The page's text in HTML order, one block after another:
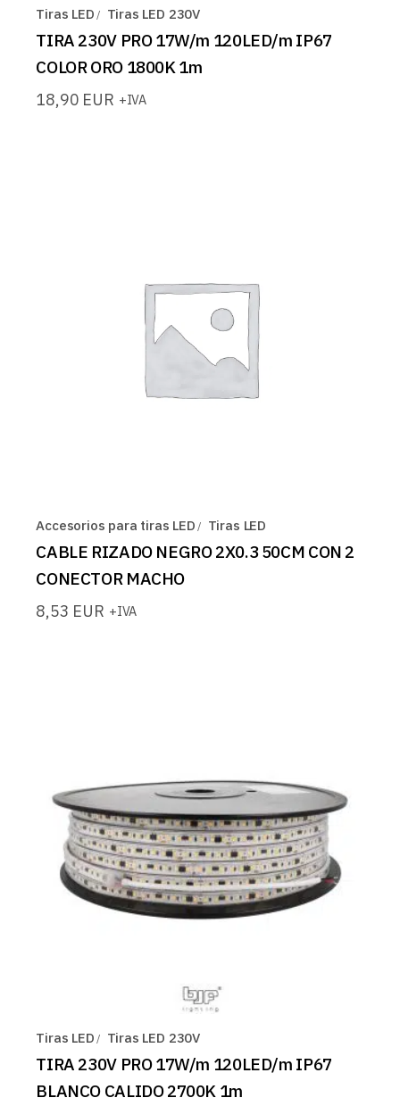
Tiras LED Tiras LED 230V
TIRA 230V PRO 17W/m 120LED/m IP67
COLOR ORO 1800K 1m
18,90 EUR +IVA
Accesorios para tiras LED Tiras LED
CABLE RIZADO NEGRO 2X0.3 50CM CON 2
CONECTOR MACHO
8,53 EUR +IVA
Tiras LED Tiras LED 230V
TIRA 230V PRO 17W/m 120LED/m IP67
BLANCO CALIDO 2700K 1m